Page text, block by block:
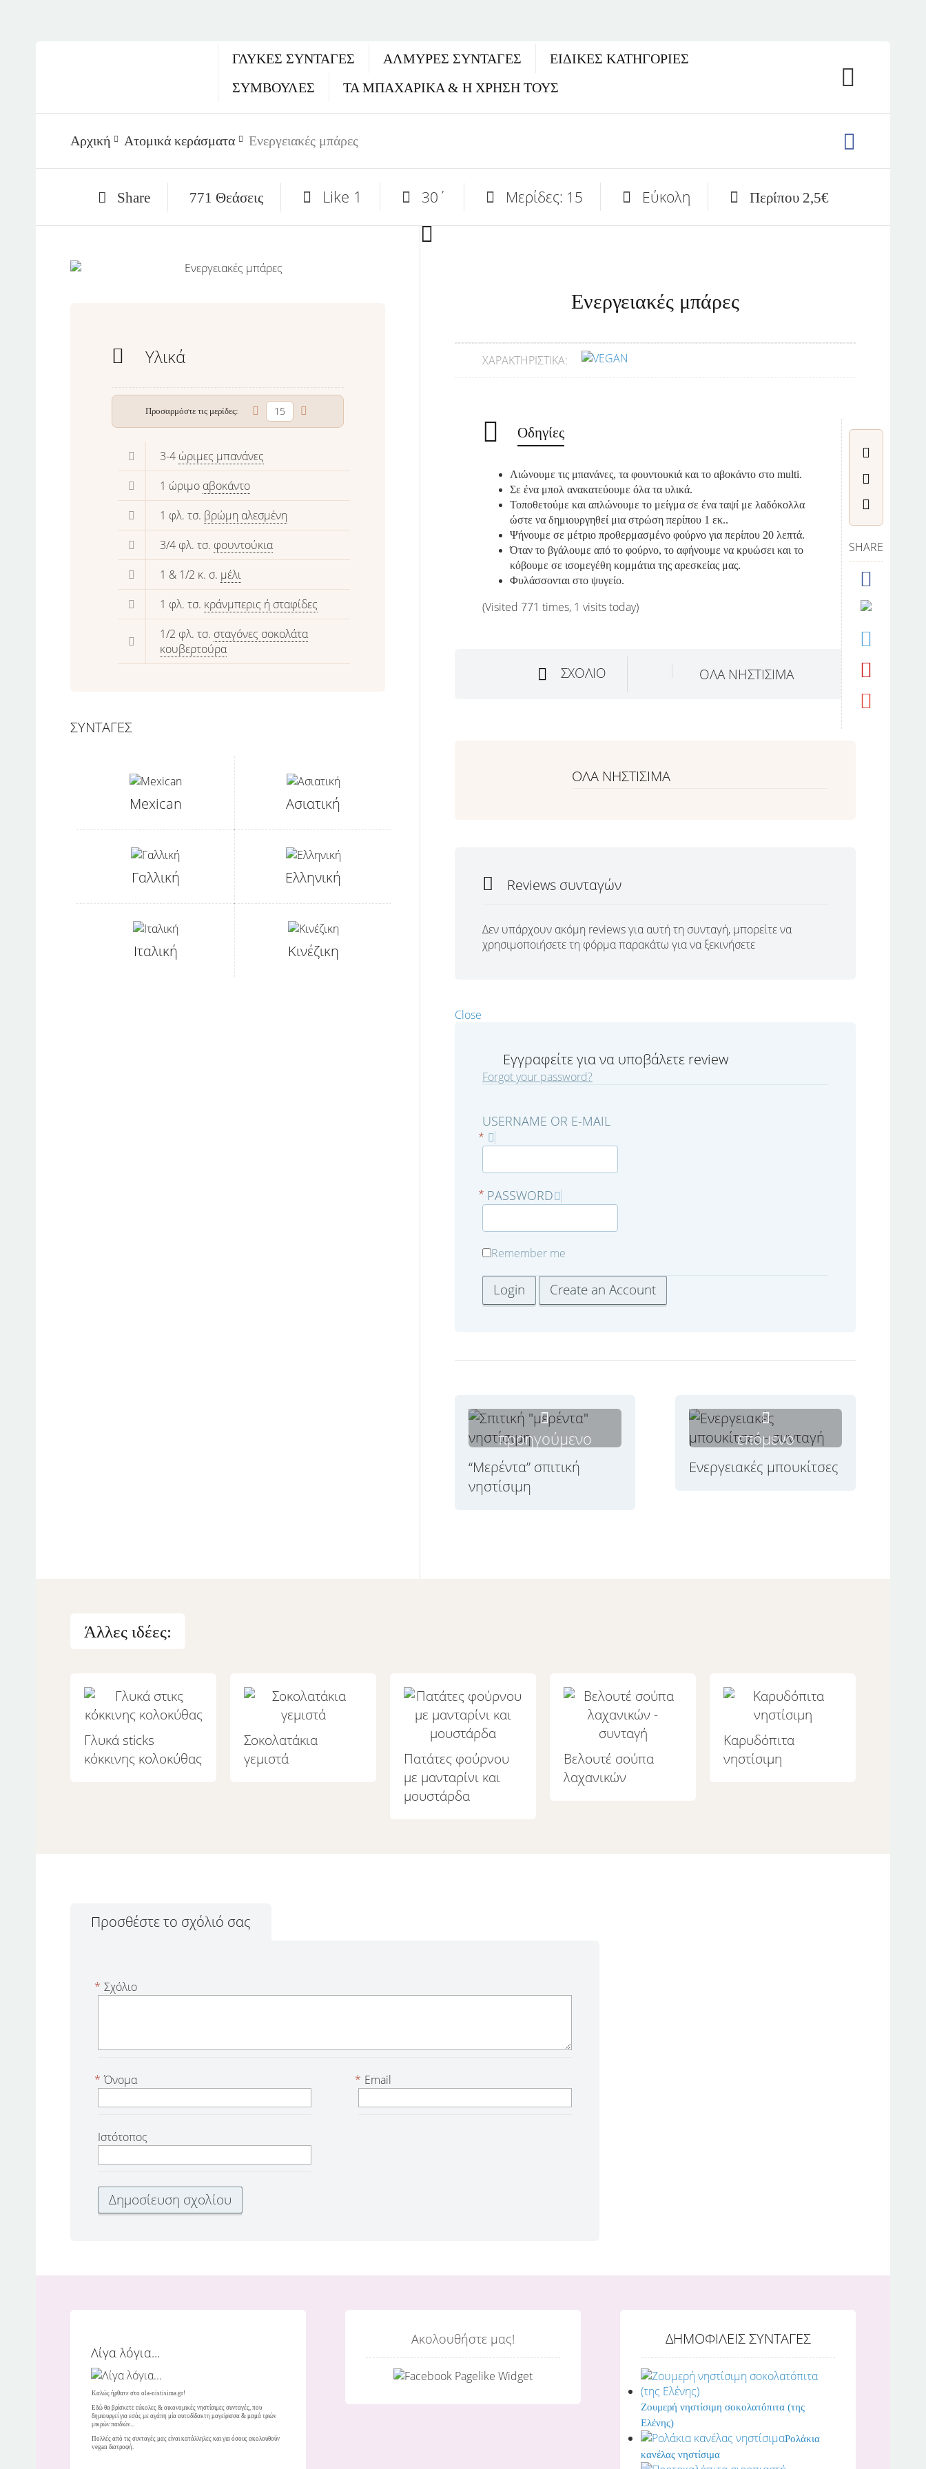
ΓΛΥΚΈΣ ΣΥΝΤΑΓΈΣ ΑΛΜΥΡΕΣ ΣΥΝΤΑΓΕΣ
ΕΙΔΙΚΕΣ ΚΑΤΗΓΟΡΙΕΣ
ΣΥΜΒΟΥΛΕΣ
ΤΑ ΜΠΑΧΑΡΙΚΑ & Η ΧΡΗΣΗ ΤΟΥΣ
Αρχική Ατομικά κεράσματα Ενεργειακές μπάρες
Share 771 Θεάσεις Like 1 30΄ Μερίδες: 15 Εύκολη Περίπου 2,5€
Υλικά
Προσαρμόστε τις μερίδες:
3-4 ώριμες μπανάνες
1 ώριμο αβοκάντο
1 φλ. τσ. βρώμη αλεσμένη
3/4 φλ. τσ. φουντούκια
1 & 1/2 κ. σ. μέλι
1 φλ. τσ. κράνμπερις ή σταφίδες
1/2 φλ. τσ. σταγόνες σοκολάτα
κουβερτούρα
ΣΥΝΤΑΓΕΣ
Mexican Ασιατική
Γαλλική Ελληνική
Ιταλική Κινέζικη
Ενεργειακές μπάρες
ΧΑΡΑΚΤΗΡΙΣΤΙΚΆ:
Οδηγίες
SHARE
Λιώνουμε τις μπανάνες, τα φουντουκιά και το αβοκάντο στο multi.
Σε ένα μπολ ανακατεύουμε όλα τα υλικά.
Τοποθετούμε και απλώνουμε το μείγμα σε ένα ταψί με λαδόκολλα
ώστε να δημιουργηθεί μια στρώση περίπου 1 εκ..
Ψήνουμε σε μέτριο προθερμασμένο φούρνο για περίπου 20 λεπτά.
Όταν το βγάλουμε από το φούρνο, το αφήνουμε να κρυώσει και το
κόβουμε σε ισομεγέθη κομμάτια της αρεσκείας μας.
Φυλάσσονται στο ψυγείο.
(Visited 771 times, 1 visits today)
ΣΧΌΛΙΟ ΟΛΑ ΝΗΣΤΙΣΙΜΑ
ΟΛΑ ΝΗΣΤΙΣΙΜΑ
Reviews συνταγών
Δεν υπάρχουν ακόμη reviews για αυτή τη συνταγή, μπορείτε να
χρησιμοποιήσετε τη φόρμα παρακάτω για να ξεκινήσετε
Close
Εγγραφείτε για να υποβάλετε review
Forgot your password?
USERNAME OR E-MAIL
*
PASSWORD
*
Remember me
προηγούμενο
“Μερέντα” σπιτική
νηστίσιμη
επόμενο
Ενεργειακές μπουκίτσες
Άλλες ιδέες:
Γλυκά sticks
κόκκινης κολοκύθας
Σοκολατάκια
γεμιστά
Πατάτες φούρνου
με μανταρίνι και
μουστάρδα
Βελουτέ σούπα
λαχανικών
Καρυδόπιτα
νηστίσιμη
Προσθέστε το σχόλιό σας
Σχόλιο
*
Όνομα
* Email
*
Ιστότοπος
Λίγα λόγια...
Καλώς ήρθατε στο ola-nistisima.gr!
Εδώ θα βρίσκετε εύκολες & οικονομικές νηστίσιμες συνταγές, που
δημιουργεί για εσάς με αγάπη μία αυτοδίδακτη μαγείρισσα & μαμά τριών
μικρών παιδιών...
Πολλές από τις συνταγές μας είναι κατάλληλες και για όσους ακολουθούν
vegan διατροφή.
Ακολουθήστε μας! ΔΗΜΟΦΙΛΕΙΣ ΣΥΝΤΑΓΕΣ
Ζουμερή νηστίσιμη σοκολατόπιτα (της
Ελένης)
Ρολάκια
κανέλας νηστίσιμα